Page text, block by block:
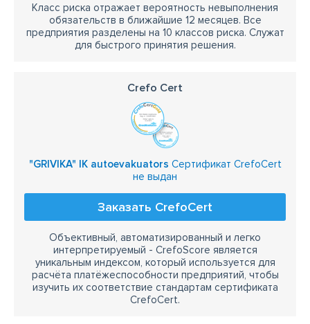
Класс риска отражает вероятность невыполнения
обязательств в ближайшие 12 месяцев. Все
предприятия разделены на 10 классов риска. Служат
для быстрого принятия решения.
Crefo Cert
"GRIVIKA" IK autoevakuators Сертификат CrefoCert
не выдан
Заказать CrefoCert
Объективный, автоматизированный и легко
интерпретируемый - CrefoScore является
уникальным индексом, который используется для
расчёта платёжеспособности предприятий, чтобы
изучить их соответствие стандартам сертификата
CrefoCert.